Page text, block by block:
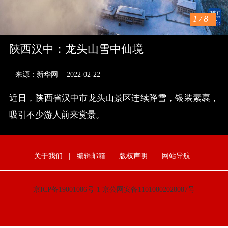
1 /8
陕西汉中：龙头山雪中仙境
来源：新华网 2022-02-22
近日，陕西省汉中市龙头山景区连续降雪，银装素裹，
吸引不少游人前来赏景。
关于我们 | 编辑邮箱 | 版权声明 | 网站导航 |
京ICP备19001086号-1 京公网安备11010802028087号